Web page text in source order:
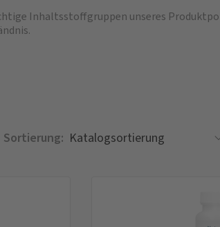
Inhaltsstoffgruppen unseres
Sortierung: